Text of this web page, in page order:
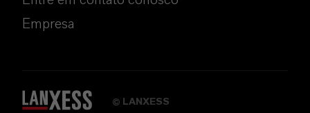
Empresa
© LANXESS